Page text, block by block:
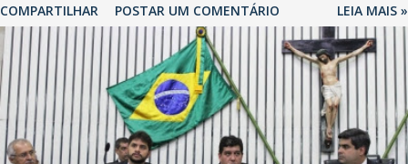
oficialmente, mas fontes extraoficiais indicam, que será na Avenida
Washington Soares-Messejana. Uma coisa é certa: será a maior
loja Havan do Brasil.
COMPARTILHAR POSTAR UM COMENTÁRIO LEIA MAIS »